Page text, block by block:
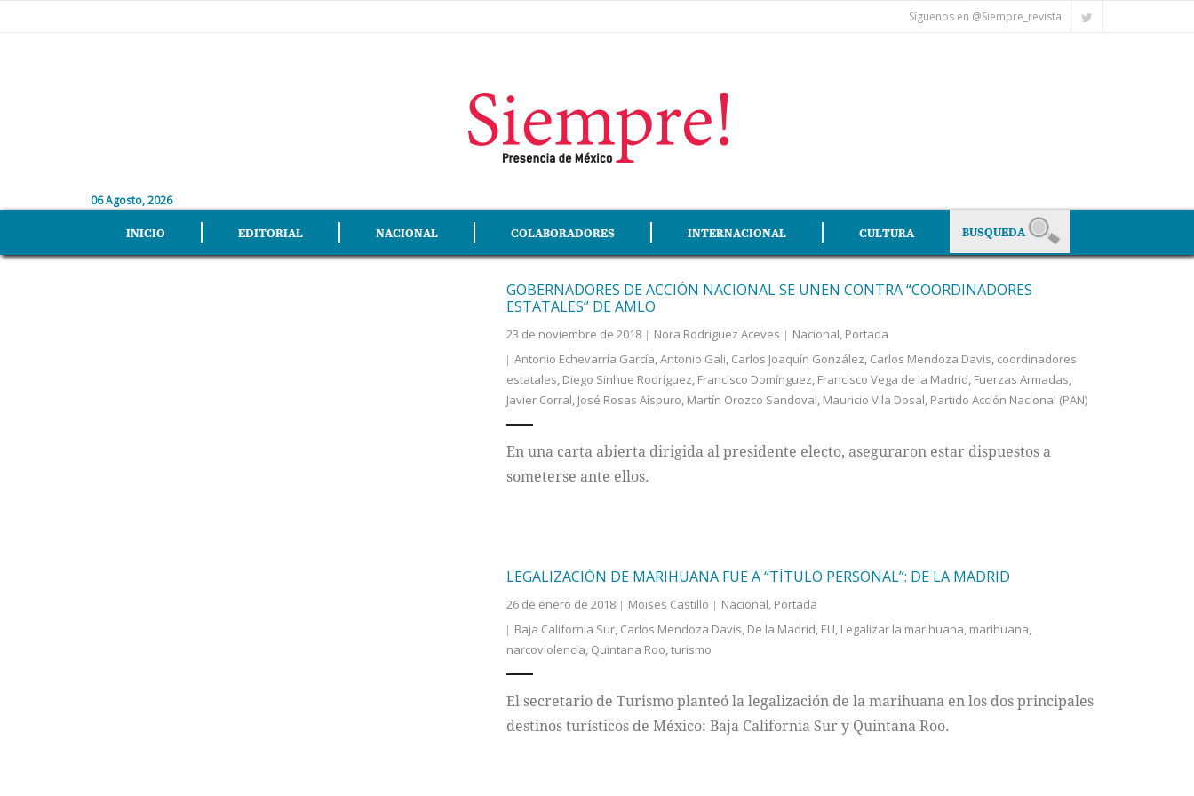
Síguenos en @Siempre_revista
06 Agosto, 2026
INICIO EDITORIAL NACIONAL COLABORADORES INTERNACIONAL CULTURA
GOBERNADORES DE ACCIÓN NACIONAL SE UNEN CONTRA “COORDINADORES
ESTATALES” DE AMLO
23 de noviembre de 2018 Nora Rodriguez Aceves Nacional, Portada
Antonio Echevarría García,Antonio Gali, Carlos Joaquín González, Carlos Mendoza Davis, coordinadores
estatales, Diego Sinhue Rodríguez, Francisco Domínguez, Francisco Vega de la Madrid, Fuerzas Armadas,
Javier Corral, José Rosas Aíspuro, Martín Orozco Sandoval, Mauricio Vila Dosal, Partido Acción Nacional (PAN)
En una carta abierta dirigida al presidente electo, aseguraron estar dispuestos a
someterse ante ellos.
LEGALIZACIÓN DE MARIHUANA FUE A “TÍTULO PERSONAL”: DE LA MADRID
26 de enero de 2018 Moises Castillo Nacional, Portada
Baja California Sur, Carlos Mendoza Davis, De la Madrid, EU, Legalizar la marihuana, marihuana,
narcoviolencia, Quintana Roo,turismo
El secretario de Turismo planteó la legalización de la marihuana en los dos principales
destinos turísticos de México: Baja California Sur y Quintana Roo.